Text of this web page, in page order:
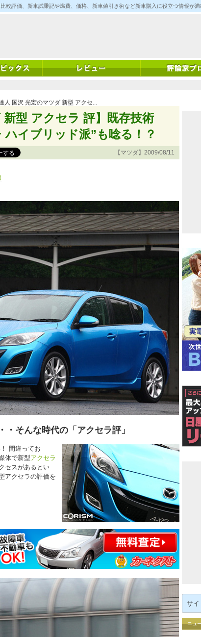
較評価、新車試乗記や燃費、価格、新車値引き術など新車購入に役立つ情報が
人 国沢 光宏のマツダ 新型 アクセ...
新型 アクセラ 評】既存技術
イブリッド派”も唸る！？
【マツダ】2009/08/11
そんな時代の「アクセラ評」
間違ってお
体で新型アクセラ
セスがあるとい
アクセラの評価を
索:
ニュ